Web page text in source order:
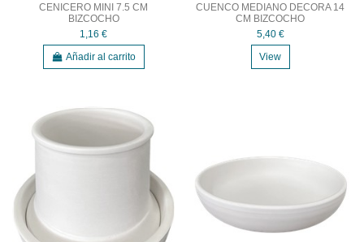
CENICERO MINI 7.5 CM
BIZCOCHO
1,16 €
Añadir al carrito
CUENCO MEDIANO DECORA 14
CM BIZCOCHO
5,40 €
View